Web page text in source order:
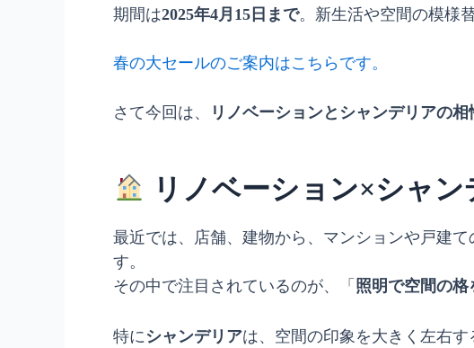
期間は2025年4月15日まで。新生活や空間の模様
春の大セールのご案内はこちらです。
さて今回は、 リノベーションとシャンデリアの相
リノベーション×シャ
最近では、店舗、建物から、マンションや戸建
す。
その中で注目されているのが、「 照明で空間の格
特に シャンデリアは、空間の印象を大きく左右す